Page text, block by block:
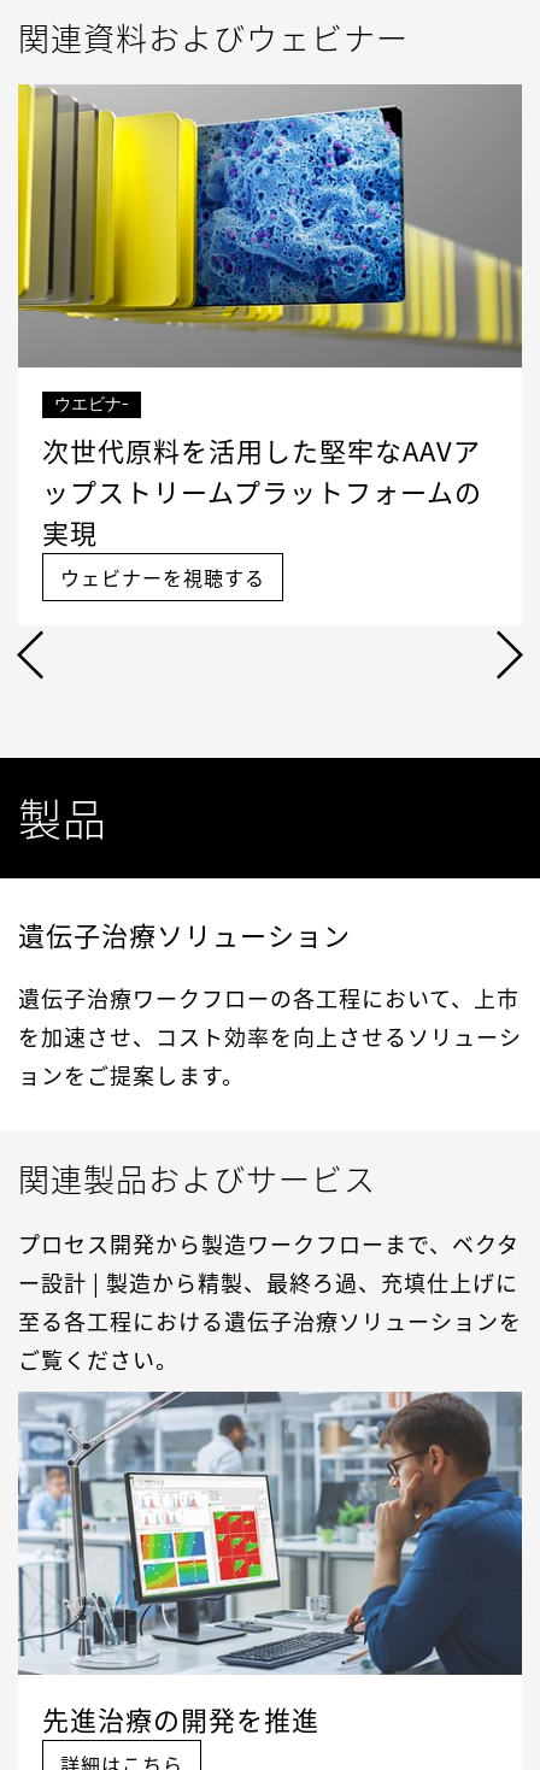
関連資料およびウェビナー
ウエビナ-
次世代原料を活用した堅牢なAAVア
ップストリームプラットフォームの
実現
ウェビナーを視聴する
製品
遺伝子治療ソリューション
遺伝子治療ワークフローの各工程において、上市
を加速させ、コスト効率を向上させるソリューシ
ョンをご提案します。
関連製品およびサービス
プロセス開発から製造ワークフローまで、ベクタ
ー設計 | 製造から精製、最終ろ過、充填仕上げに
至る各工程における遺伝子治療ソリューションを
ご覧ください。
先進治療の開発を推進
詳細はこちら